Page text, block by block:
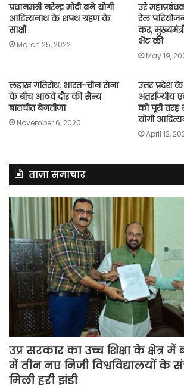
प्रधानमंत्री नरेन्‍द्र मोदी बने योगी
आदित्यनाथ के शपथ ग्रहण के
साक्षी
March 25, 2022
उरे
रेल
कर,
भेंट की
May 19,
लद्दाख गतिरोध: भारत-चीन सेना
के बीच आठवें दौर की सैन्य
बातचीत बेनतीजा
November 6, 2020
उत्तर प्रदेश
अंतर्राज्यीय
को पूरी तरह
योगी
April 12,
ताज़ा समाचार
उप्र सरकार का उच्च शिक्षा के क्षेत्र
में तीन नए निजी विश्वविद्यालयों के
मिली हरी झंडी